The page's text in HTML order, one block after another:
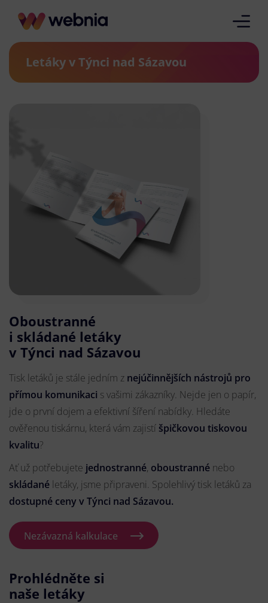
Letáky v Týnci nad Sázavou
Oboustranné
i skládané letáky
v Týnci nad Sázavou
Tisk letáků je stále jedním z nejúčinnějších nástrojů pro
přímou komunikaci s vašimi zákazníky. Nejde jen o papír,
jde o první dojem a efektivní šíření nabídky. Hledáte
ověřenou tiskárnu, která vám zajistí špičkovou tiskovou
kvalitu?
Ať už potřebujete jednostranné, oboustranné nebo
skládané letáky, jsme připraveni. Spolehlivý tisk letáků za
dostupné ceny v Týnci nad Sázavou.
Nezávazná kalkulace
Prohlédněte si
naše letáky